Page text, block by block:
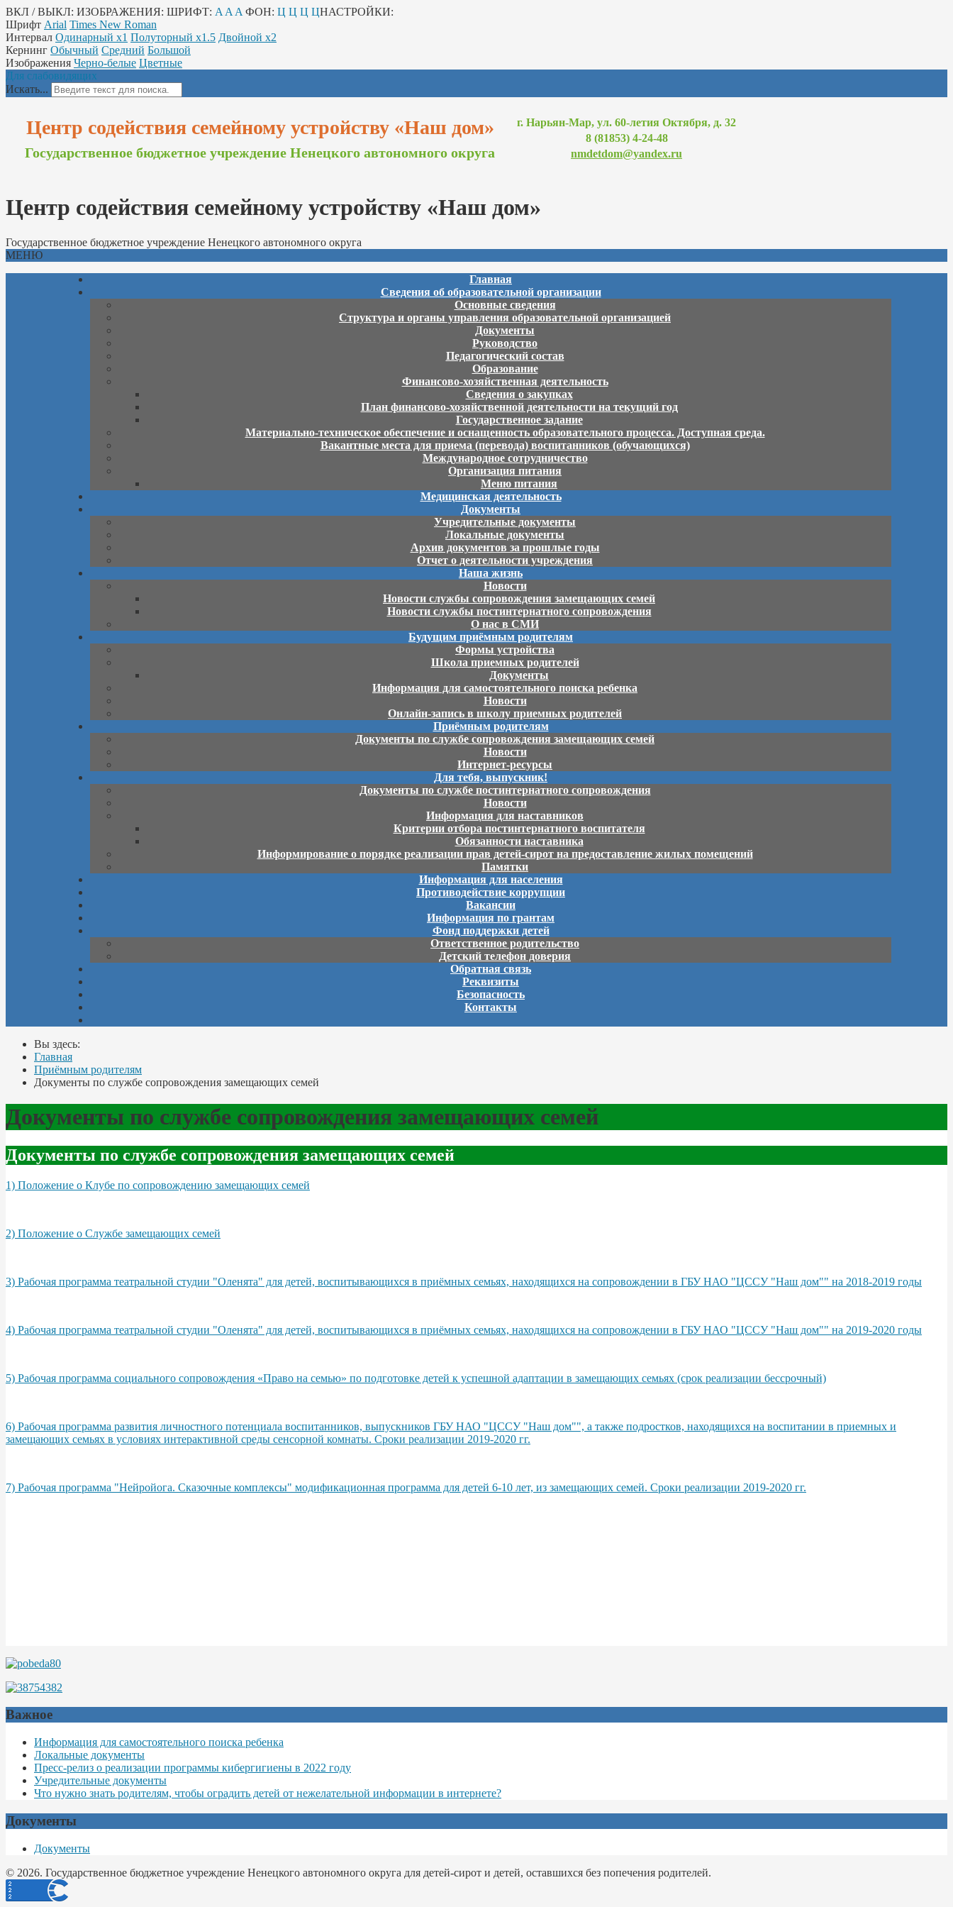
ВКЛ / ВЫКЛ: ИЗОБРАЖЕНИЯ: ШРИФТ: A A A ФОН: Ц Ц Ц ЦНАСТРОЙКИ:
Шрифт Arial Times New Roman
Интервал Одинарный х1 Полуторный х1.5 Двойной х2
Кернинг Обычный Средний Большой
Изображения Черно-белые Цветные
Для слабовидящих
Искать...
Центр содействия семейному устройству «Наш дом»
Государственное бюджетное учреждение Ненецкого автономного округа
г. Нарьян-Мар, ул. 60-летия Октября, д. 32
8 (81853) 4-24-48
nmdetdom@yandex.ru
Центр содействия семейному устройству «Наш дом»
Государственное бюджетное учреждение Ненецкого автономного округа
МЕНЮ
Главная
Сведения об образовательной организации
Основные сведения
Структура и органы управления образовательной организацией
Документы
Руководство
Педагогический состав
Образование
Финансово-хозяйственная деятельность
Сведения о закупках
План финансово-хозяйственной деятельности на текущий год
Государственное задание
Материально-техническое обеспечение и оснащенность образовательного процесса. Доступная среда.
Вакантные места для приема (перевода) воспитанников (обучающихся)
Международное сотрудничество
Организация питания
Меню питания
Медицинская деятельность
Документы
Учредительные документы
Локальные документы
Архив документов за прошлые годы
Отчет о деятельности учреждения
Наша жизнь
Новости
Новости службы сопровождения замещающих семей
Новости службы постинтернатного сопровождения
О нас в СМИ
Будущим приёмным родителям
Формы устройства
Школа приемных родителей
Документы
Информация для самостоятельного поиска ребенка
Новости
Онлайн-запись в школу приемных родителей
Приёмным родителям
Документы по службе сопровождения замещающих семей
Новости
Интернет-ресурсы
Для тебя, выпускник!
Документы по службе постинтернатного сопровождения
Новости
Информация для наставников
Критерии отбора постинтернатного воспитателя
Обязанности наставника
Информирование о порядке реализации прав детей-сирот на предоставление жилых помещений
Памятки
Информация для населения
Противодействие коррупции
Вакансии
Информация по грантам
Фонд поддержки детей
Ответственное родительство
Детский телефон доверия
Обратная связь
Реквизиты
Безопасность
Контакты
Вы здесь:
Главная
Приёмным родителям
Документы по службе сопровождения замещающих семей
Документы по службе сопровождения замещающих семей
Документы по службе сопровождения замещающих семей
1) Положение о Клубе по сопровождению замещающих семей
2) Положение о Службе замещающих семей
3) Рабочая программа театральной студии "Оленята" для детей, воспитывающихся в приёмных семьях, находящихся на сопровождении в ГБУ НАО "ЦССУ "Наш дом"" на 2018-2019 годы
4) Рабочая программа театральной студии "Оленята" для детей, воспитывающихся в приёмных семьях, находящихся на сопровождении в ГБУ НАО "ЦССУ "Наш дом"" на 2019-2020 годы
5) Рабочая программа социального сопровождения «Право на семью» по подготовке детей к успешной адаптации в замещающих семьях (срок реализации бессрочный)
6) Рабочая программа развития личностного потенциала воспитанников, выпускников ГБУ НАО "ЦССУ "Наш дом"", а также подростков, находящихся на воспитании в приемных и
замещающих семьях в условиях интерактивной среды сенсорной комнаты. Сроки реализации 2019-2020 гг.
7) Рабочая программа "Нейройога. Сказочные комплексы" модификационная программа для детей 6-10 лет, из замещающих семей. Сроки реализации 2019-2020 гг.
Важное
Информация для самостоятельного поиска ребенка
Локальные документы
Пресс-релиз о реализации программы кибергигиены в 2022 году
Учредительные документы
Что нужно знать родителям, чтобы оградить детей от нежелательной информации в интернете?
Документы
Документы
© 2026. Государственное бюджетное учреждение Ненецкого автономного округа для детей-сирот и детей, оставшихся без попечения родителей.